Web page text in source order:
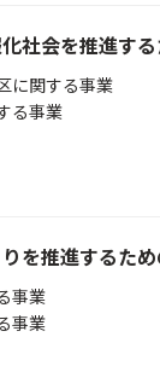
社会を推進す
に関する事業
る事業
を推進するた
事業
事業